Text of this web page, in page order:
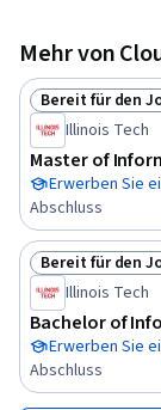
Mehr von
Status: Bereit
Bereit für den
Illinois Tech
Master of
Erwerben Sie
Abschluss
Status: Bereit
Bereit für den
Illinois Tech
Bachelor of
Erwerben Sie
Abschluss